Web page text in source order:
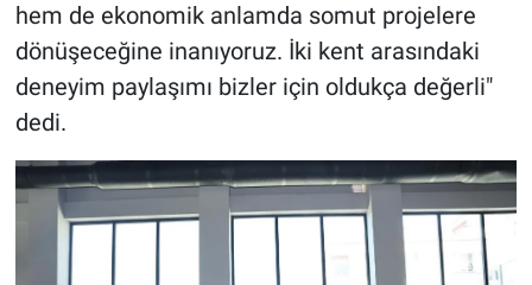
hem de ekonomik anlamda somut projelere
dönüşeceğine inanıyoruz. İki kent arasındaki
deneyim paylaşımı bizler için oldukça değerli"
dedi.